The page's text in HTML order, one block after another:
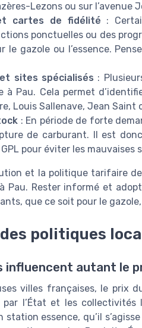
Lezons ou sur l’avenue
cartes de fidélité :
ponctuelles ou des
le gazole ou l’essence.
sites spécialisés :
à Pau. Cela permet
Louis Sallenave, Jean Saint
: En période de forte
de carburant. Il est
pour éviter les mauvaises
et la politique tarifaire
Pau. Rester informé et
que ce soit pour le gazole,
politiques
influencent autant le
villes françaises, le prix
l’État et les collectivités
essence, qu’il